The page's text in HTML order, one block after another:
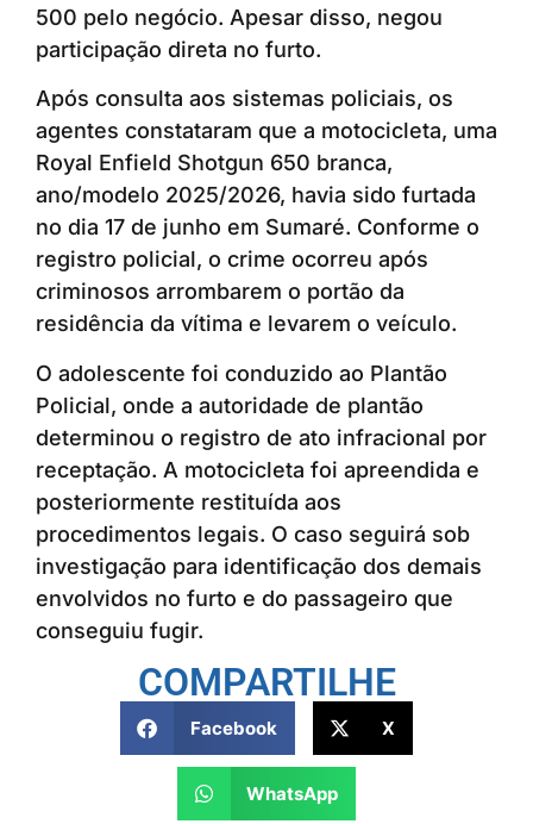
500 pelo negócio. Apesar disso, negou
participação direta no furto.
Após consulta aos sistemas policiais, os
agentes constataram que a motocicleta, uma
Royal Enfield Shotgun 650 branca,
ano/modelo 2025/2026, havia sido furtada
no dia 17 de junho em Sumaré. Conforme o
registro policial, o crime ocorreu após
criminosos arrombarem o portão da
residência da vítima e levarem o veículo.
O adolescente foi conduzido ao Plantão
Policial, onde a autoridade de plantão
determinou o registro de ato infracional por
receptação. A motocicleta foi apreendida e
posteriormente restituída aos
procedimentos legais. O caso seguirá sob
investigação para identificação dos demais
envolvidos no furto e do passageiro que
conseguiu fugir.
COMPARTILHE
Facebook X
WhatsApp